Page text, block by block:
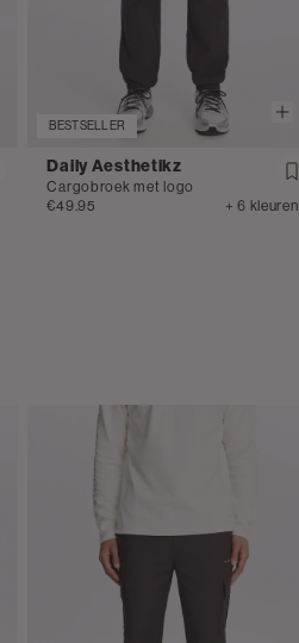
BESTSELLER
Daily Aesthetikz
Cargobroek met logo
€49.95
+ 6 kleuren